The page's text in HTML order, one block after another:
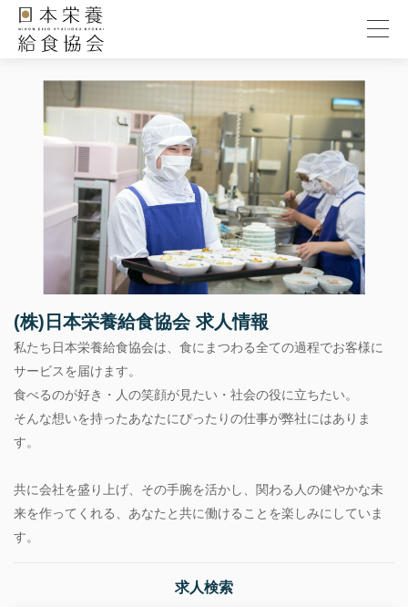
(株)日本栄養給食協会 求人情報
私たち日本栄養給食協会は、食にまつわる全ての過程でお客様に
サービスを届けます。
食べるのが好き・人の笑顔が見たい・社会の役に立ちたい。
そんな想いを持ったあなたにぴったりの仕事が弊社にはありま
す。
共に会社を盛り上げ、その手腕を活かし、関わる人の健やかな未
来を作ってくれる、あなたと共に働けることを楽しみにしていま
す。
求人検索